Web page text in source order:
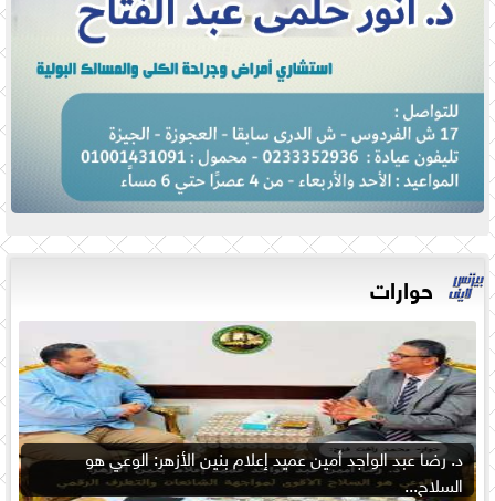
حوارات
د. رضا عبد الواجد أمين عميد إعلام بنين الأزهر: الوعي هو
السلاح...